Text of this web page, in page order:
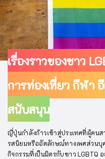
เรื่องราวของชาว
การท่องเที่ยว กีฬา
สนับสนุน
ญี่ปุ่นกำลังก้าวเข้าสู่ประเทศที่ผู้คนส
รสนิยมหรืออัตลักษณ์ทางเพศส่วน
กิจกรรมที่เป็นมิตรกับชาว LGBTQ